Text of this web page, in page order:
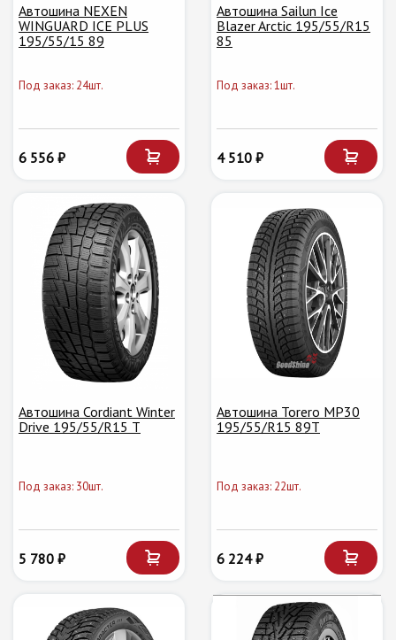
Автошина NEXEN
WINGUARD ICE PLUS
195/55/15 89
Под заказ: 24шт.
6 556 ₽
Автошина Sailun Ice
Blazer Arctic 195/55/R15
85
Под заказ: 1шт.
4 510 ₽
Автошина Cordiant Winter
Drive 195/55/R15 T
Под заказ: 30шт.
5 780 ₽
Автошина Torero MP30
195/55/R15 89T
Под заказ: 22шт.
6 224 ₽